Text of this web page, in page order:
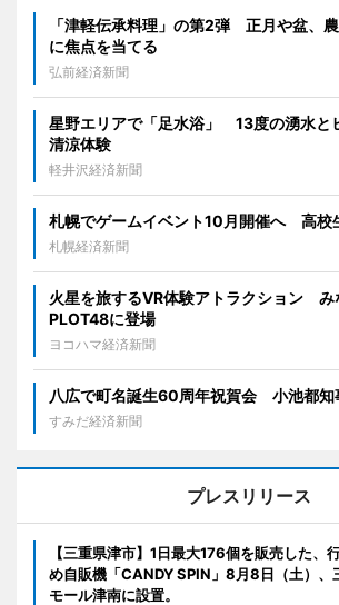
「津軽伝承料理」の第2弾 正月や盆、
に焦点を当てる
弘前経済新聞
星野エリアで「足水浴」 13度の湧水と
清涼体験
軽井沢経済新聞
札幌でゲームイベント10月開催へ 高校
札幌経済新聞
火星を旅するVR体験アトラクション み
PLOT48に登場
ヨコハマ経済新聞
八広で町名誕生60周年祝賀会 小池都知
すみだ経済新聞
プレスリリース
【三重県津市】1日最大176個を販売した、
め自販機「CANDY SPIN」8月8日（土）、
モール津南に設置。